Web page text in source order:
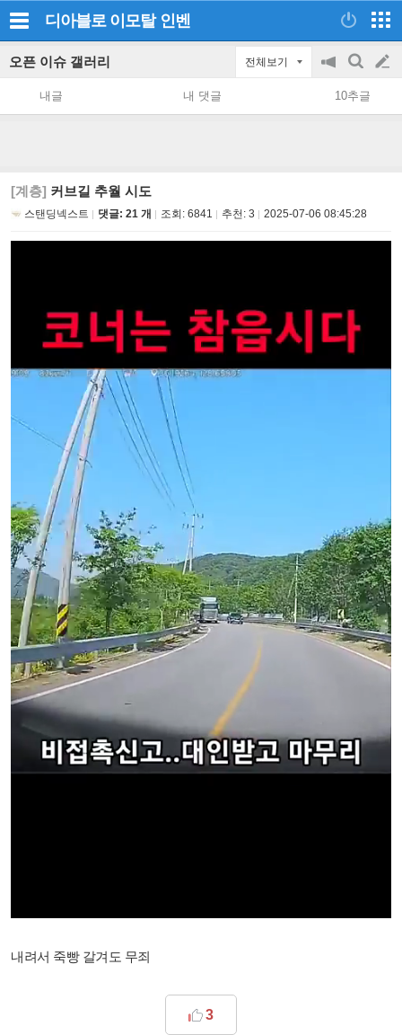
디아블로 이모탈 인벤
오픈 이슈 갤러리 전체보기
공
지
on/off
검
색
글
쓰
내글 내 댓글 10추글
[계층] 커브길 추월 시도
스탠딩넥스트 댓글: 21 개 조회: 6841 추천: 3 2025-07-06 08:45:28
내려서 죽빵 갈겨도 무죄
3